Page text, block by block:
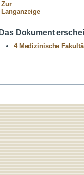
Zur
Langanzeige
Das Dokument
4 Medizinische